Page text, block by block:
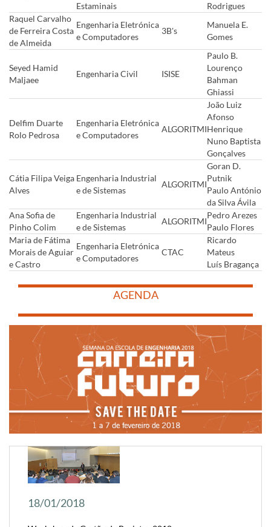
Estaminais
Rodrigues
Raquel Carvalho
de Ferreira Costa
de Almeida
Engenharia Eletrónica
e Computadores
3B's
Manuela E.
Gomes
Seyed Hamid
Maljaee
Engenharia Civil ISISE
Paulo B.
Lourenço
Bahman
Ghiassi
Delfim Duarte
Rolo Pedrosa
Engenharia Eletrónica
e Computadores
ALGORITMI
João Luiz
Afonso
Henrique
Nuno Baptista
Gonçalves
Cátia Filipa Veiga
Alves
Engenharia Industrial
e de Sistemas
ALGORITMI
Goran D.
Putnik
Paulo António
da Silva Ávila
Ana Sofia de
Pinho Colim
Engenharia Industrial
e de Sistemas​
ALGORITMI
Pedro Arezes
Paulo Flores
Maria de Fátima
Morais de Aguiar
e Castro
Engenharia Eletrónica
e Computadores
CTAC
Ricardo
Mateus
Luís Bragança​
​
AGENDA
​
​
18/01/2018